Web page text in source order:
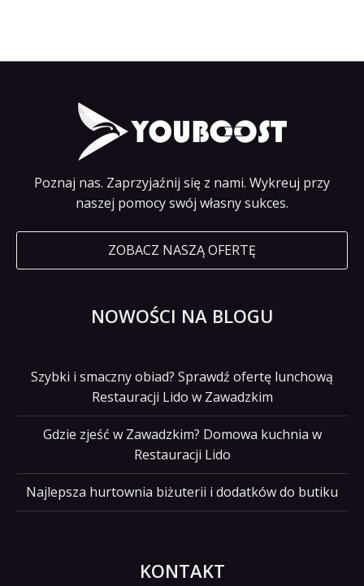
Poznaj nas. Zaprzyjaźnij się z nami. Wykreuj przy
naszej pomocy swój własny sukces.
ZOBACZ NASZĄ OFERTĘ
NOWOŚCI NA BLOGU
Szybki i smaczny obiad? Sprawdź ofertę lunchową
Restauracji Lido w Zawadzkim
Gdzie zjeść w Zawadzkim? Domowa kuchnia w
Restauracji Lido
Najlepsza hurtownia biżuterii i dodatków do butiku
KONTAKT